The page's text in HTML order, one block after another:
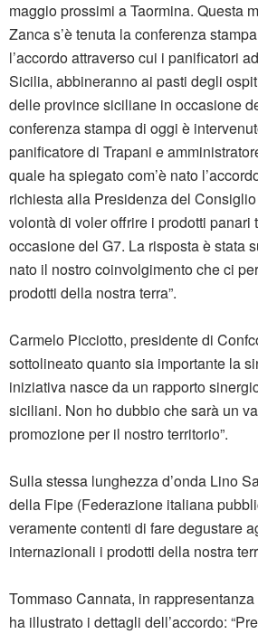
maggio prossimi a Taormina. Questa
Zanca s’è tenuta la conferenza
l’accordo attraverso cui i panificatori
Sicilia, abbineranno ai pasti degli
delle province siciliane in occasione
conferenza stampa di oggi è
panificatore di Trapani e
quale ha spiegato com’è nato
richiesta alla Presidenza del
volontà di voler offrire i prodotti panari
occasione del G7. La risposta è stata
nato il nostro coinvolgimento che ci
prodotti della nostra terra”.
Carmelo Picciotto, presidente di
sottolineato quanto sia importante la
iniziativa nasce da un rapporto
siciliani. Non ho dubbio che sarà un
promozione per il nostro territorio”.
Sulla stessa lunghezza d’onda Lino
della Fipe (Federazione italiana
veramente contenti di fare degustare
internazionali i prodotti della nostra
Tommaso Cannata, in
ha illustrato i dettagli dell’accordo: